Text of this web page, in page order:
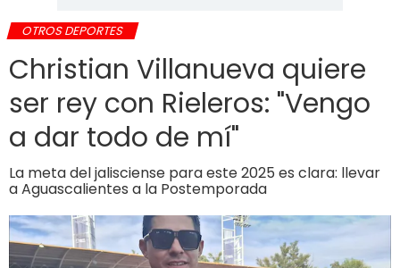
OTROS DEPORTES
Christian Villanueva quiere
ser rey con Rieleros: "Vengo
a dar todo de mí"
La meta del jalisciense para este 2025 es clara: llevar
a Aguascalientes a la Postemporada